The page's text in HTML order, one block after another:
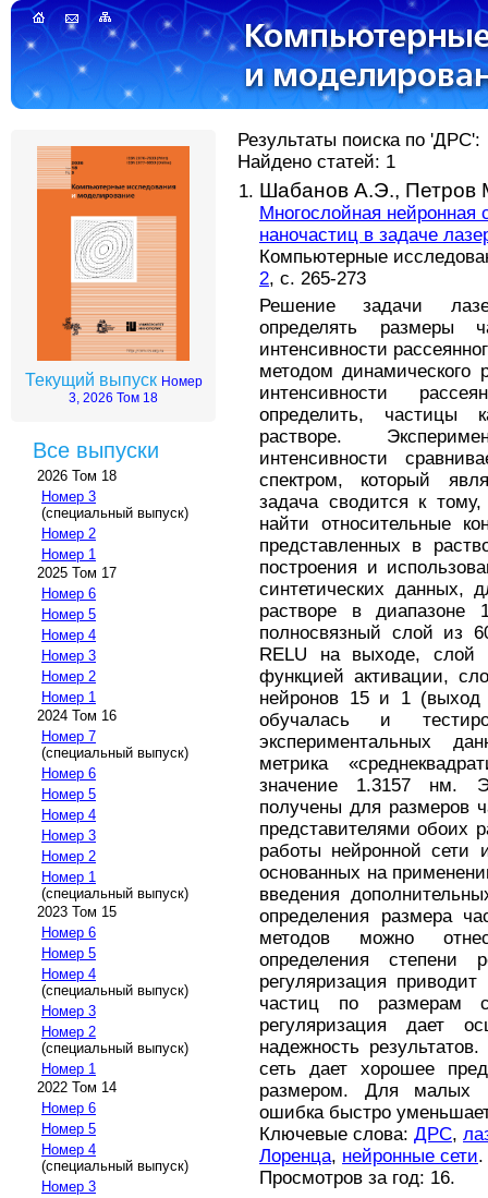
Текущий выпуск Номер
3, 2026 Том 18
Все выпуски
2026 Том 18
Номер 3
(специальный выпуск)
Номер 2
Номер 1
2025 Том 17
Номер 6
Номер 5
Номер 4
Номер 3
Номер 2
Номер 1
2024 Том 16
Номер 7
(специальный выпуск)
Номер 6
Номер 5
Номер 4
Номер 3
Номер 2
Номер 1
(специальный выпуск)
2023 Том 15
Номер 6
Номер 5
Номер 4
(специальный выпуск)
Номер 3
Номер 2
(специальный выпуск)
Номер 1
2022 Том 14
Номер 6
Номер 5
Номер 4
(специальный выпуск)
Номер 3
Результаты поиска по 'ДРС':
Найдено статей: 1
Шабанов А.Э.,
Многослойная нейронная
наночастиц в задаче
Компьютерные
2, с. 265-273
Решение задачи
определять размеры
интенсивности
методом динамического
интенсивности
определить, частицы
растворе.
интенсивности
спектром, который
задача сводится к
найти относительные
представленных в
построения и
синтетических данных,
растворе в диапазоне
полносвязный слой из
RELU на выходе, слой
функцией активации,
нейронов 15 и 1 (выход
обучалась и
экспериментальных
метрика
значение 1.3157 нм.
получены для размеров
представителями обоих
работы нейронной сети
основанных на
введения
определения размера
методов можно
определения степени
регуляризация
частиц по размерам
регуляризация дает
надежность
сеть дает хорошее
размером. Для малых
ошибка быстро
Ключевые слова: ДРС,
Лоренца, нейронные сети.
Просмотров за год: 16.